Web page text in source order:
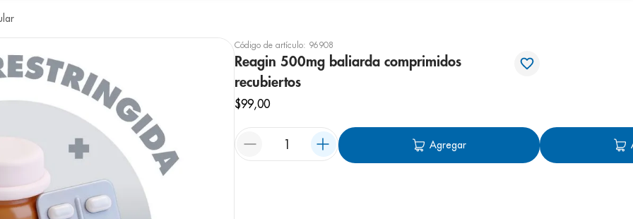
Código de artículo: 96908
Reagin 500mg baliarda comprimidos
recubiertos
$99,00
Agregar